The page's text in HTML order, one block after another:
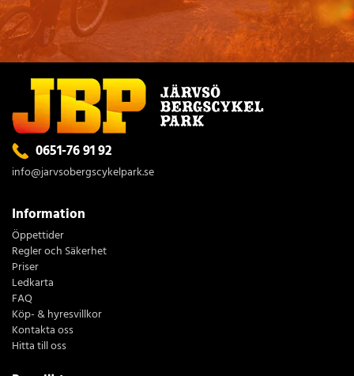
0651-76 91 92
info@jarvsobergscykelpark.se
Information
Öppettider
Regler och Säkerhet
Priser
Ledkarta
FAQ
Köp- & hyresvillkor
Kontakta oss
Hitta till oss